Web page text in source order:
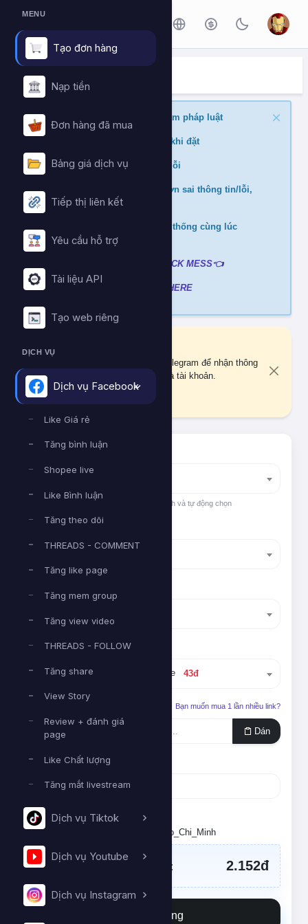
MENU
Tạo đơn hàng
Nạp tiền
Đơn hàng đã mua
Bảng giá dịch vụ
Tiếp thị liên kết
Yêu cầu hỗ trợ
Tài liệu API
Tạo web riêng
DỊCH VỤ
Dịch vụ Facebook
Like Giá rẻ
Tăng bình luận
Shopee live
Like Bình luận
Tăng theo dõi
THREADS - COMMENT
Tăng like page
Tăng mem group
Tăng view video
THREADS - FOLLOW
Tăng share
View Story
Review + đánh giá
page
Like Chất lượng
Tăng mắt livestream
Dịch vụ Tiktok
Dịch vụ Youtube
Dịch vụ Instagram
ĐẶT HÀNG DỊCH VỤ
Trang chủ Đặt hàng dịch vụ
Nghiêm cấm buff nội dung vi phạm pháp luật
Kiểm tra min/max quantity trước khi đặt
Đảm bảo link chính xác để tránh lỗi
Không hỗ trợ và hoàn tiền nếu đơn sai thông tin/lỗi,
cài đè đơn
Không xử lý nếu mua ở nhiều hệ thống cùng lúc
tránh hao hụt số dư
CLICK MESS👈
Xem video hướng dẫn CLICK HERE
Bạn chưa liên kết tài khoản Telegram để nhận thông
báo quan trọng về đơn hàng và tài khoản.
Tìm nhanh dịch vụ
Nhập tên dịch vụ để tìm kiếm
Nhập tên hoặc ID dịch vụ để tìm kiếm nhanh và tự động chọn
Nền tảng
Dịch vụ
#27648 S1 Like bấm tay like 43đ
Bạn muốn mua 1 lần nhiều link?
Dán
Số lượng
Tối thiểu:
Đặt lịch chạy. Múi giờ: Asia/Ho_Chi_Minh
Tổng tiền cần thanh toán: 2.152đ
Đặt hàng